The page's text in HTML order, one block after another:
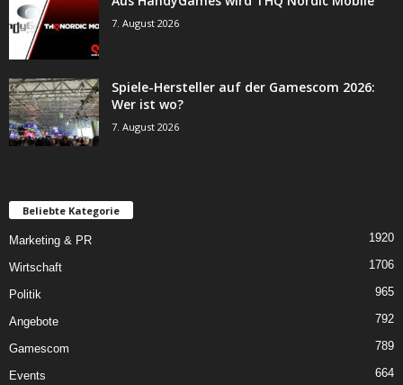
7. August 2026
Spiele-Hersteller auf der Gamescom 2026:
Wer ist wo?
7. August 2026
Beliebte Kategorie
Marketing & PR 1920
Wirtschaft 1706
Politik 965
Angebote 792
Gamescom 789
Events 664